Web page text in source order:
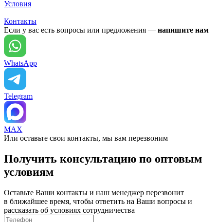
Условия
Контакты
Если у вас есть вопросы или предложения — напишите нам
WhatsApp
Telegram
MAX
Или оставьте свои контакты, мы вам перезвоним
Получить консультацию по оптовым
условиям
Оставьте Ваши контакты и наш менеджер перезвонит
в ближайшее время, чтобы ответить на Ваши вопросы и
рассказать об условиях сотрудничества